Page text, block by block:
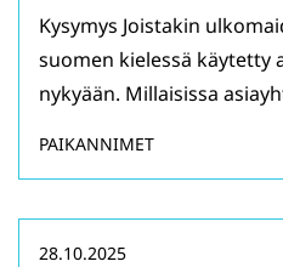
Kysymys Joistakin
suomen kielessä käytetty
nykyään. Millaisissa
PAIKANNIMET
28.10.2025